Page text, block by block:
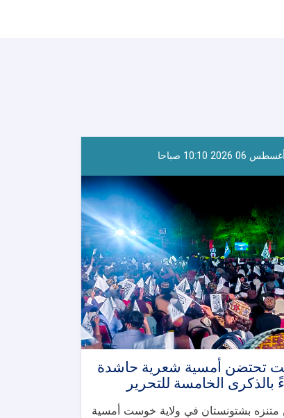
10:10 صباحا
تحتضن أمسية شعرية حاشدة
بالذكرى الخامسة للتحرير
متنزه بشتونستان في ولاية خوست أمسية